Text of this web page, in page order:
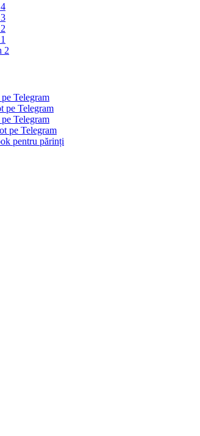
2
Telegram
pe Telegram
Telegram
pe Telegram
pentru părinți